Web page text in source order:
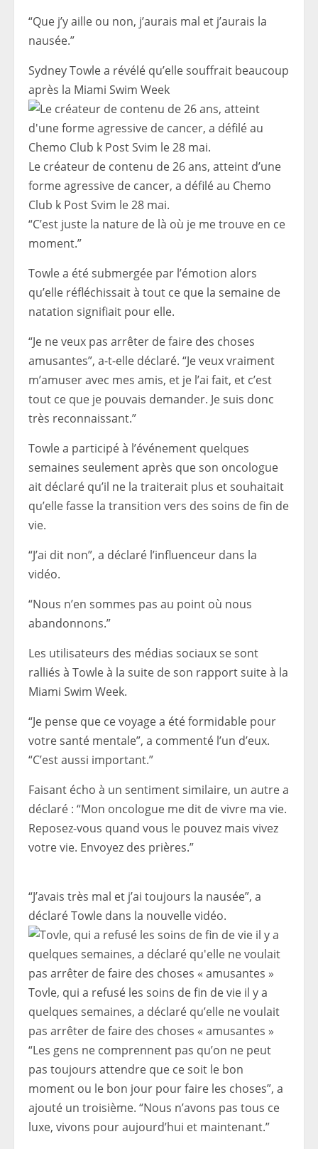
“Que j’y aille ou non, j’aurais mal et j’aurais la
nausée.”
Sydney Towle a révélé qu’elle souffrait beaucoup
après la Miami Swim Week
Le créateur de contenu de 26 ans, atteint d’une
forme agressive de cancer, a défilé au Chemo
Club k Post Svim le 28 mai.
“C’est juste la nature de là où je me trouve en ce
moment.”
Towle a été submergée par l’émotion alors
qu’elle réfléchissait à tout ce que la semaine de
natation signifiait pour elle.
“Je ne veux pas arrêter de faire des choses
amusantes”, a-t-elle déclaré. “Je veux vraiment
m’amuser avec mes amis, et je l’ai fait, et c’est
tout ce que je pouvais demander. Je suis donc
très reconnaissant.”
Towle a participé à l’événement quelques
semaines seulement après que son oncologue
ait déclaré qu’il ne la traiterait plus et souhaitait
qu’elle fasse la transition vers des soins de fin de
vie.
“J’ai dit non”, a déclaré l’influenceur dans la
vidéo.
“Nous n’en sommes pas au point où nous
abandonnons.”
Les utilisateurs des médias sociaux se sont
ralliés à Towle à la suite de son rapport suite à la
Miami Swim Week.
“Je pense que ce voyage a été formidable pour
votre santé mentale”, a commenté l’un d’eux.
“C’est aussi important.”
Faisant écho à un sentiment similaire, un autre a
déclaré : “Mon oncologue me dit de vivre ma vie.
Reposez-vous quand vous le pouvez mais vivez
votre vie. Envoyez des prières.”
“J’avais très mal et j’ai toujours la nausée”, a
déclaré Towle dans la nouvelle vidéo.
Tovle, qui a refusé les soins de fin de vie il y a
quelques semaines, a déclaré qu’elle ne voulait
pas arrêter de faire des choses « amusantes »
“Les gens ne comprennent pas qu’on ne peut
pas toujours attendre que ce soit le bon
moment ou le bon jour pour faire les choses”, a
ajouté un troisième. “Nous n’avons pas tous ce
luxe, vivons pour aujourd’hui et maintenant.”